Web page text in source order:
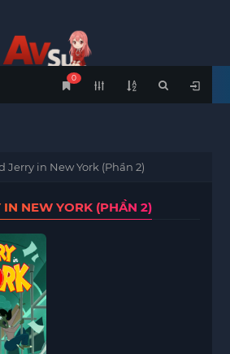
0
Jerry in New York (Phần 2)
IN NEW YORK (PHẦN 2)